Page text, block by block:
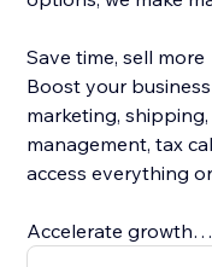
Save time, sell more
Boost your
marketing,
management, tax
access everything
Accelerate growth